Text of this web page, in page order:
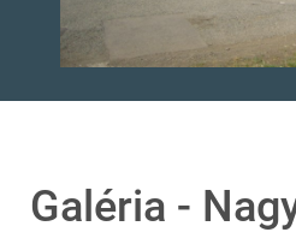
Galéria -